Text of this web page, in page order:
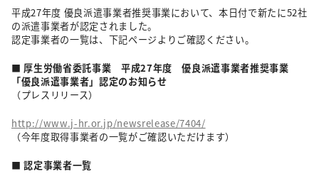
平成27年度 優良派遣事業者推奨事業において、本日付で新たに52社
の派遣事業者が認定されました。
認定事業者の一覧は、下記ページよりご確認ください。
■ 厚生労働省委託事業 平成27年度 優良派遣事業者推奨事業
「優良派遣事業者」認定のお知らせ
（プレスリリース）
http://www.j-hr.or.jp/newsrelease/7404/
（今年度取得事業者の一覧がご確認いただけます）
■ 認定事業者一覧